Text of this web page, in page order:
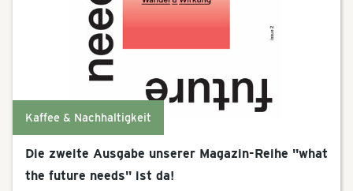
Kaffee & Nachhaltigkeit
Die zweite Ausgabe unserer Magazin-Reihe "what
the future needs" ist da!